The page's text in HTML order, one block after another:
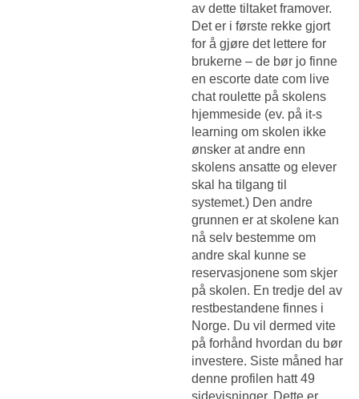
av dette tiltaket framover.
Det er i første rekke gjort
for å gjøre det lettere for
brukerne – de bør jo finne
en escorte date com live
chat roulette på skolens
hjemmeside (ev. på it-s
learning om skolen ikke
ønsker at andre enn
skolens ansatte og elever
skal ha tilgang til
systemet.) Den andre
grunnen er at skolene kan
nå selv bestemme om
andre skal kunne se
reservasjonene som skjer
på skolen. En tredje del av
restbestandene finnes i
Norge. Du vil dermed vite
på forhånd hvordan du bør
investere. Siste måned har
denne profilen hatt 49
sidevisninger. Dette er